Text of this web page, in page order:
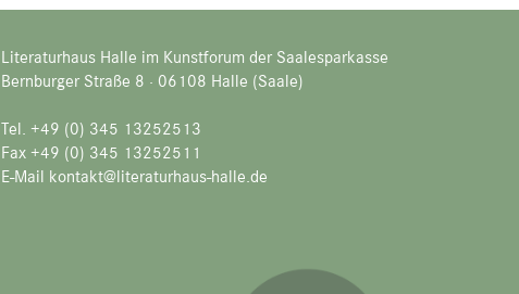
Literaturhaus Halle im Kunstforum der Saalesparkasse
Bernburger Straße 8 · 06108 Halle (Saale)
Tel. +49 (0) 345 13252513
Fax +49 (0) 345 13252511
E-Mail kontakt@literaturhaus-halle.de